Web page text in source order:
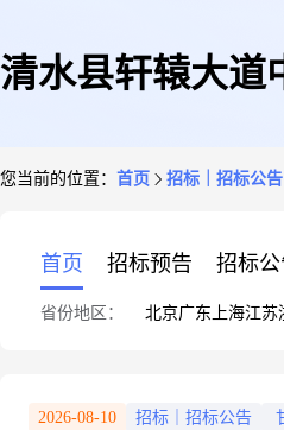
清水县轩辕大道
您当前的位置： 首页 招标｜招标公告
首页 招标预告 招标公
省份地区： 北京广东 上海江苏
2026-08-10 招标｜招标公告